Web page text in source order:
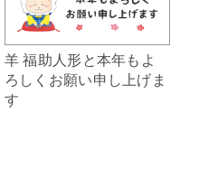
羊 福助人形と本年もよ
ろしくお願い申し上げま
す